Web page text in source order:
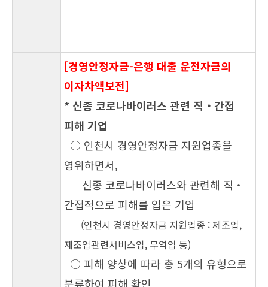
[경영안정자금-은행 대출 운전자금의
이자차액보전]
* 신종 코로나바이러스 관련 직‧간접
피해 기업
○ 인천시 경영안정자금 지원업종을
영위하면서,
신종 코로나바이러스와 관련해 직‧
간접적으로 피해를 입은 기업
(인천시 경영안정자금 지원업종 : 제조업,
제조업관련서비스업, 무역업 등)
○ 피해 양상에 따라 총 5개의 유형으로
분류하여 피해 확인